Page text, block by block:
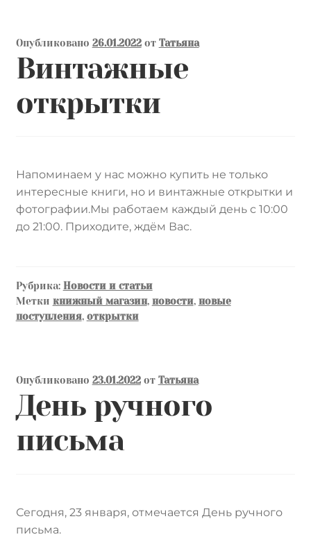
Опубликовано 26.01.2022 от Татьяна
Винтажные
открытки
Напоминаем у нас можно купить не только
интересные книги, но и винтажные открытки и
фотографии.Мы работаем каждый день с 10:00
до 21:00. Приходите, ждём Вас.
Рубрика: Новости и статьи
Метки книжный магазин, новости, новые
поступления, открытки
Опубликовано 23.01.2022 от Татьяна
День ручного
письма
Сегодня, 23 января, отмечается День ручного
письма.